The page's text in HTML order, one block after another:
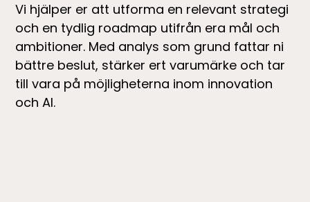
Vi hjälper er att utforma en relevant strategi
och en tydlig roadmap utifrån era mål och
ambitioner. Med analys som grund fattar ni
bättre beslut, stärker ert varumärke och tar
till vara på möjligheterna inom innovation
och AI.